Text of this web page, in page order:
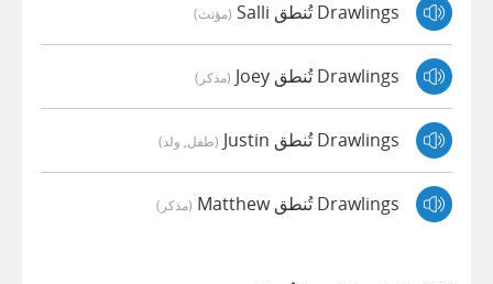
Drawlings تُنطق Salli (مؤنث)
Drawlings تُنطق Joey (مذكر)
Drawlings تُنطق Justin (طفل, ولد)
Drawlings تُنطق Matthew (مذكر)